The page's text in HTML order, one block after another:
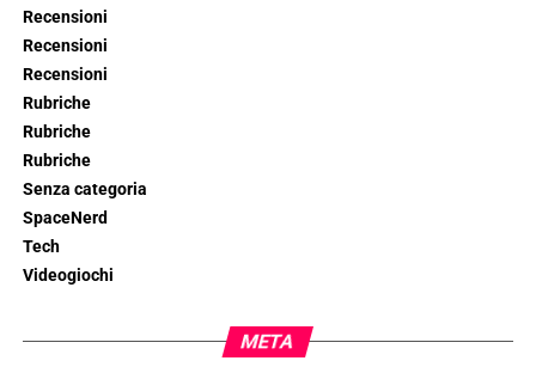
Recensioni
Recensioni
Recensioni
Rubriche
Rubriche
Rubriche
Senza categoria
SpaceNerd
Tech
Videogiochi
META